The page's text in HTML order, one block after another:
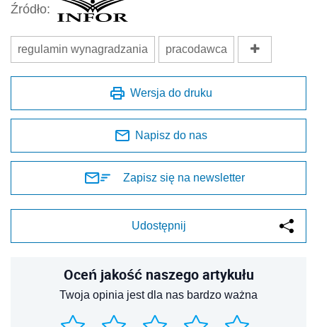
Źródło:
regulamin wynagradzania pracodawca
Wersja do druku
Napisz do nas
Zapisz się na newsletter
Udostępnij
Oceń jakość naszego artykułu
Twoja opinia jest dla nas bardzo ważna